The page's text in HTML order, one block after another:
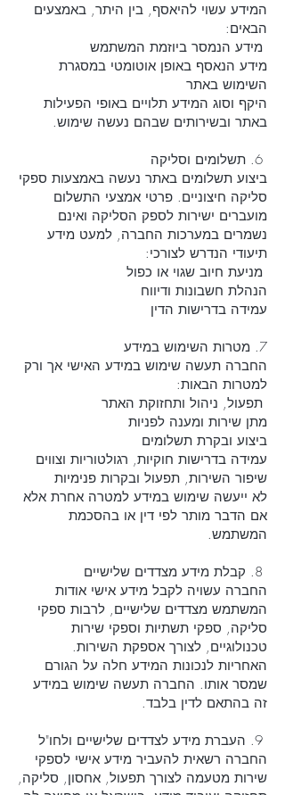
המידע עשוי להיאסף, בין היתר, באמצעים
הבאים:
מידע הנמסר ביוזמת המשתמש
מידע הנאסף באופן אוטומטי במסגרת
השימוש באתר
היקף וסוג המידע תלויים באופי הפעילות
באתר ובשירותים שבהם נעשה שימוש.
ביצוע תשלומים באתר נעשה באמצעות ספקי
סליקה חיצוניים. פרטי אמצעי התשלום
מועברים ישירות לספק הסליקה ואינם
נשמרים במערכות החברה, למעט מידע
תיעודי הנדרש לצורכי:
מניעת חיוב שגוי או כפול
הנהלת חשבונות ודיווח
עמידה בדרישות הדין
7. מטרות השימוש במידע
החברה תעשה שימוש במידע האישי אך ורק
למטרות הבאות:
תפעול, ניהול ותחזוקת האתר
מתן שירות ומענה לפניות
ביצוע ובקרת תשלומים
עמידה בדרישות חוקיות, רגולטוריות וצווים
שיפור השירות, תפעול ובקרות פנימיות
לא ייעשה שימוש במידע למטרה אחרת אלא
אם הדבר מותר לפי דין או בהסכמת
המשתמש.
החברה עשויה לקבל מידע אישי אודות
המשתמש מצדדים שלישיים, לרבות ספקי
סליקה, ספקי תשתיות וספקי שירות
טכנולוגיים, לצורך אספקת השירות.
האחריות לנכונות המידע חלה על הגורם
שמסר אותו. החברה תעשה שימוש במידע
זה בהתאם לדין בלבד.
החברה רשאית להעביר מידע אישי לספקי
שירות מטעמה לצורך תפעול, אחסון, סליקה,